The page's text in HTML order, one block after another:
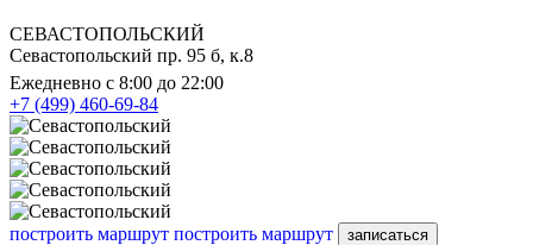
СЕВАСТОПОЛЬСКИЙ
Севастопольский пр. 95 б, к.8
Ежедневно с 8:00 до 22:00
+7 (499) 460-69-84
построить маршрут построить маршрут записаться